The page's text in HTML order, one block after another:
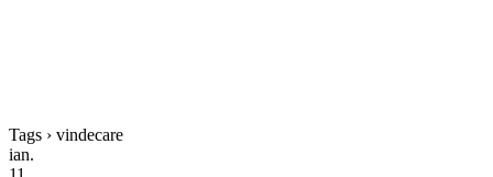
Tags › vindecare
ian.